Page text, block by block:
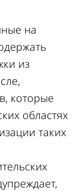
на
из
которые
областях
таких